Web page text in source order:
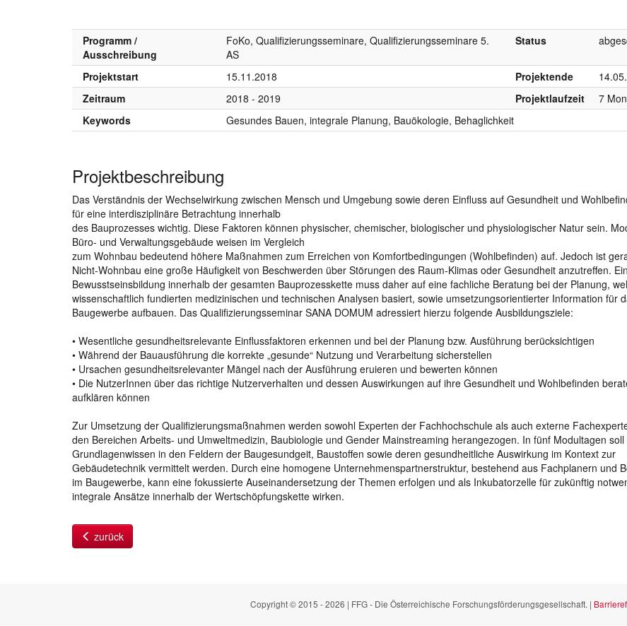
Programm /
Ausschreibung
FoKo, Qualifizierungsseminare, Qualifizierungsseminare 5.
AS
Status
Projektstart 15.11.2018 Projektende
Zeitraum
2018 - 2019 Projektlaufzeit
7
Keywords
Gesundes Bauen, integrale Planung, Bauökologie, Behaglichkeit
Projektbeschreibung
Das Verständnis der Wechselwirkung zwischen Mensch und Umgebung sowie deren Einfluss auf Gesundheit und
für eine interdisziplinäre Betrachtung innerhalb
des Bauprozesses wichtig. Diese Faktoren können physischer, chemischer, biologischer und physiologischer Natur sein.
Büro- und Verwaltungsgebäude weisen im Vergleich
zum Wohnbau bedeutend höhere Maßnahmen zum Erreichen von Komfortbedingungen (Wohlbefinden) auf. Jedoch ist
Nicht-Wohnbau eine große Häufigkeit von Beschwerden über Störungen des Raum-Klimas oder Gesundheit anzutreffen.
Bewusstseinsbildung innerhalb der gesamten Bauprozesskette muss daher auf eine fachliche Beratung bei der Planung,
wissenschaftlich fundierten medizinischen und technischen Analysen basiert, sowie umsetzungsorientierter Information für
Baugewerbe aufbauen. Das Qualifizierungsseminar SANA DOMUM adressiert hierzu folgende Ausbildungsziele:
• Wesentliche gesundheitsrelevante Einflussfaktoren erkennen und bei der Planung bzw. Ausführung berücksichtigen
• Während der Bauausführung die korrekte „gesunde“ Nutzung und Verarbeitung sicherstellen
• Ursachen gesundheitsrelevanter Mängel nach der Ausführung eruieren und bewerten können
• Die NutzerInnen über das richtige Nutzerverhalten und dessen Auswirkungen auf ihre Gesundheit und Wohlbefinden
aufklären können
Zur Umsetzung der Qualifizierungsmaßnahmen werden sowohl Experten der Fachhochschule als auch externe
den Bereichen Arbeits- und Umweltmedizin, Baubiologie und Gender Mainstreaming herangezogen. In fünf Modultagen soll
Grundlagenwissen in den Feldern der Baugesundgeit, Baustoffen sowie deren gesundheitliche Auswirkung im Kontext zur
Gebäudetechnik vermittelt werden. Durch eine homogene Unternehmenspartnerstruktur, bestehend aus Fachplanern und
im Baugewerbe, kann eine fokussierte Auseinandersetzung der Themen erfolgen und als Inkubatorzelle für zukünftig
integrale Ansätze innerhalb der Wertschöpfungskette wirken.
zurück
Copyright © 2015 - 2026 | FFG - Die Österreichische Forschungsförderungsgesellschaft. |